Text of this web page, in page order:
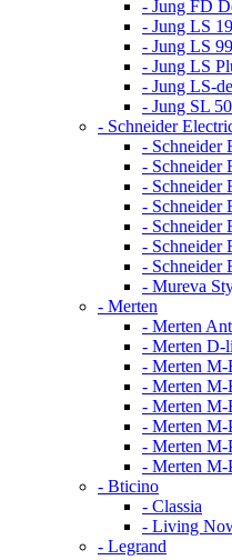
- Jung FD
- Jung LS
- Jung LS
- Jung LS
- Jung LS-
- Jung SL
- Schneider
- Schneider
- Schneider
- Schneider
- Schneider
- Schneider
- Schneider
- Schneider
- Mureva
- Merten
- Merten
- Merten D-
- Merten M-
- Merten M-
- Merten M-
- Merten M-
- Merten M-
- Merten M-
- Bticino
- Classia
- Living
- Legrand